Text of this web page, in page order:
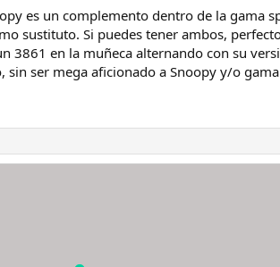
es un complemento dentro de la gama
sustituto. Si puedes tener ambos,
3861 en la muñeca alternando con su
ser mega aficionado a Snoopy y/o